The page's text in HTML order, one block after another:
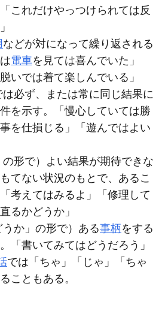
これだけやっつけられては反
などが対になって繰り返される
電車を見ては喜んでいた」
いでは着て楽しんでいる」
必ず、または常に同じ結果に
を示す。「慢心していては勝
事を仕損じる」「遊んではよい
形で）よい結果が期待できな
てない状況のもとで、あるこ
考え てはみるよ」「修理し て
るかどうか」
か」の形で）ある事柄をする
「書いてみては どうだろう」
では「ちゃ」「じゃ」「ちゃ
こともある。